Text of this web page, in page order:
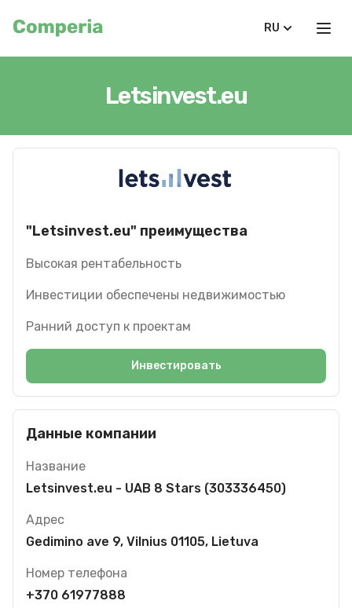
RU
Letsinvest.eu
"Letsinvest.eu" преимущества
Высокая рентабельность
Инвестиции обеспечены недвижимостью
Ранний доступ к проектам
Инвестировать
Данные компании
Название
Letsinvest.eu - UAB 8 Stars (303336450)
Адрес
Gedimino ave 9, Vilnius 01105, Lietuva
Номер телефона
+370 61977888